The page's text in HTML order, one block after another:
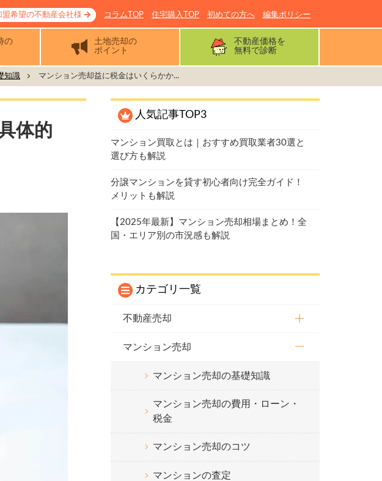
盟希望の不動産会社様 コラムTOP 住宅購入TOP 初めての方へ 編集ポリシー
の
土地売却の
ポイント
不動産価格を
無料で診断
知識 マンション売却益に税金はいくらかか...
体的
人気記事TOP3
マンション買取とは｜おすすめ買取業者30選と
選び方も解説
分譲マンションを貸す初心者向け完全ガイド！
メリットも解説
【2025年最新】マンション売却相場まとめ！全
国・エリア別の市況感も解説
カテゴリ一覧
不動産売却
マンション売却
マンション売却の基礎知識
マンション売却の費用・ローン・
税金
マンション売却のコツ
マンションの査定